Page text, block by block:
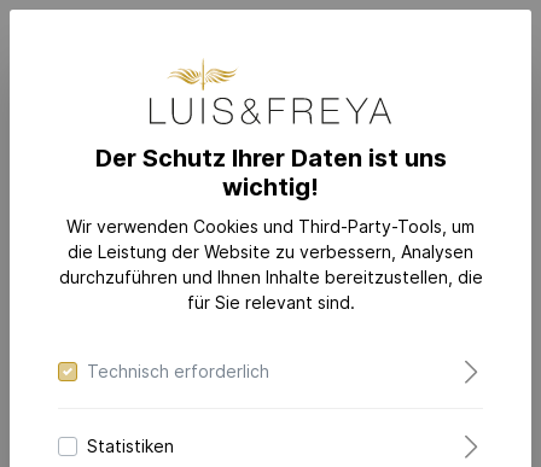
KATEGORIEN
Der Schutz Ihrer Daten ist uns
wichtig!
Wir verwenden Cookies und Third-Party-Tools, um
die Leistung der Website zu verbessern, Analysen
durchzuführen und Ihnen Inhalte bereitzustellen, die
für Sie relevant sind.
Technisch erforderlich
Statistiken